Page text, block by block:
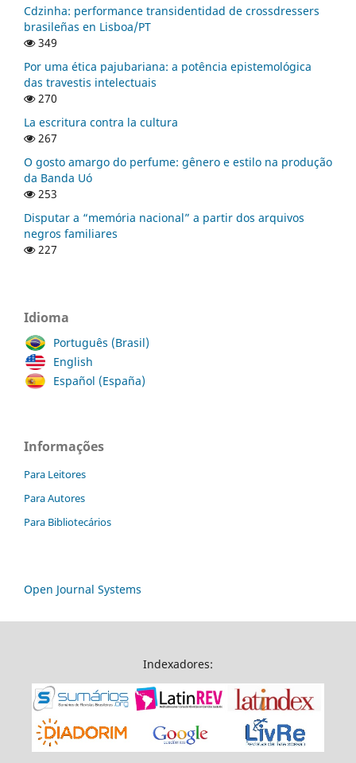
Cdzinha: performance transidentidad de crossdressers
brasileñas en Lisboa/PT
349
Por uma ética pajubariana: a potência epistemológica
das travestis intelectuais
270
La escritura contra la cultura
267
O gosto amargo do perfume: gênero e estilo na produção
da Banda Uó
253
Disputar a “memória nacional” a partir dos arquivos
negros familiares
227
Idioma
Português (Brasil)
English
Español (España)
Informações
Para Leitores
Para Autores
Para Bibliotecários
Open Journal Systems
Indexadores: